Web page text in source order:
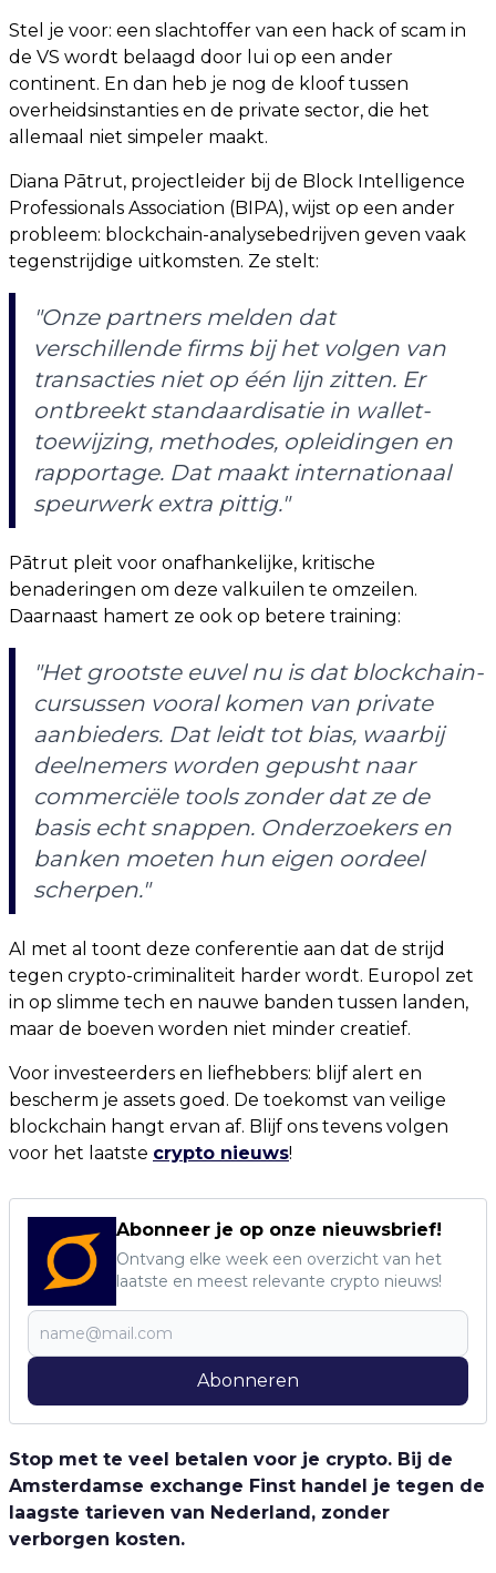
Stel je voor: een slachtoffer van een hack of scam in
de VS wordt belaagd door lui op een ander
continent. En dan heb je nog de kloof tussen
overheidsinstanties en de private sector, die het
allemaal niet simpeler maakt.
Diana Pātrut, projectleider bij de Block Intelligence
Professionals Association (BIPA), wijst op een ander
probleem: blockchain-analysebedrijven geven vaak
tegenstrijdige uitkomsten. Ze stelt:
"Onze partners melden dat
verschillende firms bij het volgen van
transacties niet op één lijn zitten. Er
ontbreekt standaardisatie in wallet-
toewijzing, methodes, opleidingen en
rapportage. Dat maakt internationaal
speurwerk extra pittig."
Pātrut pleit voor onafhankelijke, kritische
benaderingen om deze valkuilen te omzeilen.
Daarnaast hamert ze ook op betere training:
"Het grootste euvel nu is dat blockchain-
cursussen vooral komen van private
aanbieders. Dat leidt tot bias, waarbij
deelnemers worden gepusht naar
commerciële tools zonder dat ze de
basis echt snappen. Onderzoekers en
banken moeten hun eigen oordeel
scherpen."
Al met al toont deze conferentie aan dat de strijd
tegen crypto-criminaliteit harder wordt. Europol zet
in op slimme tech en nauwe banden tussen landen,
maar de boeven worden niet minder creatief.
Voor investeerders en liefhebbers: blijf alert en
bescherm je assets goed. De toekomst van veilige
blockchain hangt ervan af. Blijf ons tevens volgen
voor het laatste crypto nieuws!
Abonneer je op onze nieuwsbrief!
Ontvang elke week een overzicht van het
laatste en meest relevante crypto nieuws!
Abonneren
Stop met te veel betalen voor je crypto. Bij de
Amsterdamse exchange Finst handel je tegen de
laagste tarieven van Nederland, zonder
verborgen kosten.